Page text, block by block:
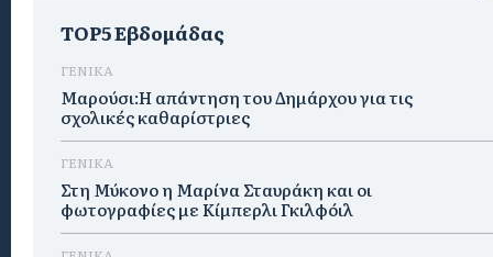
TOP5 Εβδομάδας
ΓΕΝΙΚΑ
Μαρούσι:Η απάντηση του Δημάρχου για τις
σχολικές καθαρίστριες
ΓΕΝΙΚΑ
Στη Μύκονο η Μαρίνα Σταυράκη και οι
φωτογραφίες με Κίμπερλι Γκιλφόιλ